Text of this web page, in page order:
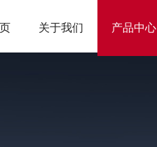
关于我们 产品中心